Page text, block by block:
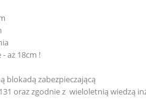
aż 18cm !
blokadą zabezpieczającą
oraz zgodnie z wieloletnią wiedzą